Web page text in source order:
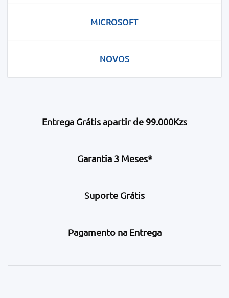
MICROSOFT
NOVOS
Entrega Grátis apartir de 99.000Kzs
Garantia 3 Meses*
Suporte Grátis
Pagamento na Entrega